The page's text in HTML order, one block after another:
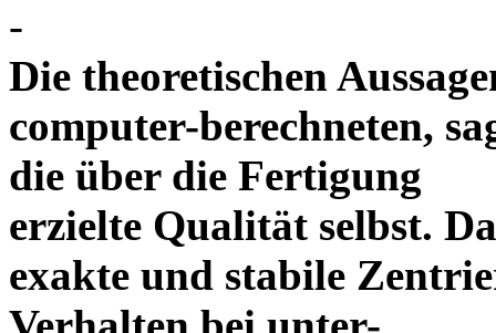
-
Die theoretischen
computer-berechneten,
die über die Fertigung
erzielte Qualität selbst.
exakte und stabile